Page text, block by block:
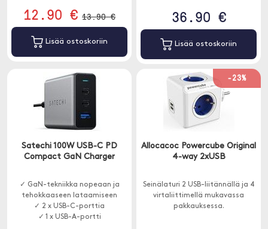
12.90 € 13.90 €
Lisää ostoskoriin
36.90 €
Lisää ostoskoriin
Satechi 100W USB-C PD
Compact GaN Charger
✓ GaN-tekniikka nopeaan ja
tehokkaaseen lataamiseen
✓ 2 x USB-C-porttia
✓ 1 x USB-A-portti
-23%
Allocacoc Powercube Original
4-way 2xUSB
Seinälaturi 2 USB-liitännällä ja 4
virtaliittimellä mukavassa
pakkauksessa.